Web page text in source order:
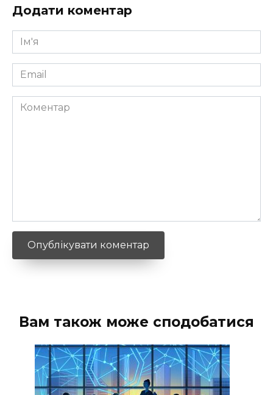
Додати коментар
Ім'я
*
Email
*
Коментар
Вам також може сподобатися